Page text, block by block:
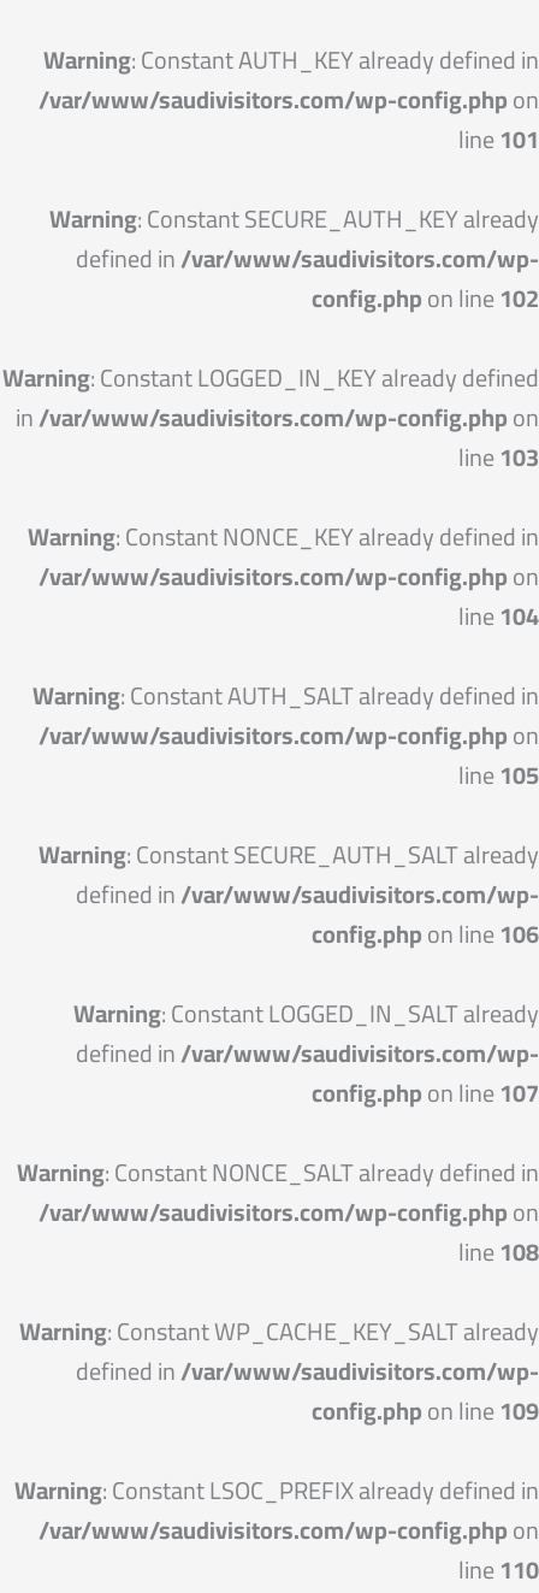
Warning: Constant AUTH_KEY already defined in
/var/www/saudivisitors.com/wp-config.phpon
line101
Warning: Constant SECURE_AUTH_KEY already
defined in/var/www/saudivisitors.com/wp-
config.phpon line102
Warning: Constant LOGGED_IN_KEY already defined
in/var/www/saudivisitors.com/wp-config.phpon
line103
Warning: Constant NONCE_KEY already defined in
/var/www/saudivisitors.com/wp-config.phpon
line104
Warning: Constant AUTH_SALT already defined in
/var/www/saudivisitors.com/wp-config.phpon
line105
Warning: Constant SECURE_AUTH_SALT already
defined in/var/www/saudivisitors.com/wp-
config.phpon line106
Warning: Constant LOGGED_IN_SALT already
defined in/var/www/saudivisitors.com/wp-
config.phpon line107
Warning: Constant NONCE_SALT already defined in
/var/www/saudivisitors.com/wp-config.phpon
line108
Warning: Constant WP_CACHE_KEY_SALT already
defined in/var/www/saudivisitors.com/wp-
config.phpon line109
Warning: Constant LSOC_PREFIX already defined in
/var/www/saudivisitors.com/wp-config.phpon
line110
إلى
المحتوى